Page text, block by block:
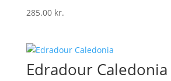
285.00 kr.
Edradour Caledonia